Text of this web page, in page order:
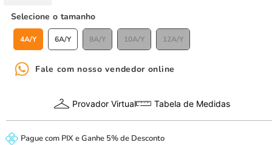
tamanho
4A/Y 6A/Y 8A/Y 10A/Y 12A/Y
Fale com nosso vendedor online
Provador Virtual Tabela de Medidas
Pague com PIX eGanhe 5% de Desconto